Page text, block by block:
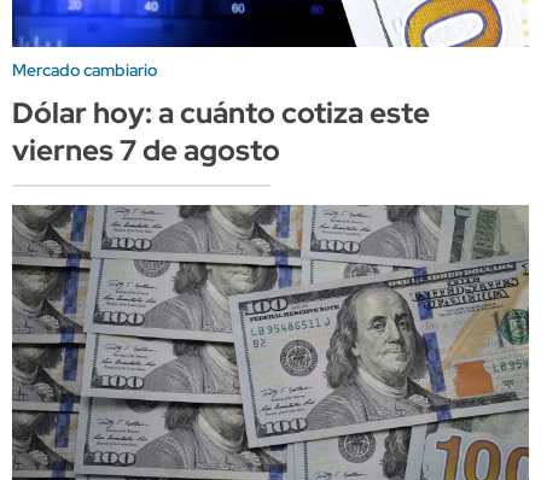
Mercado cambiario
Dólar hoy: a cuánto cotiza este
viernes 7 de agosto